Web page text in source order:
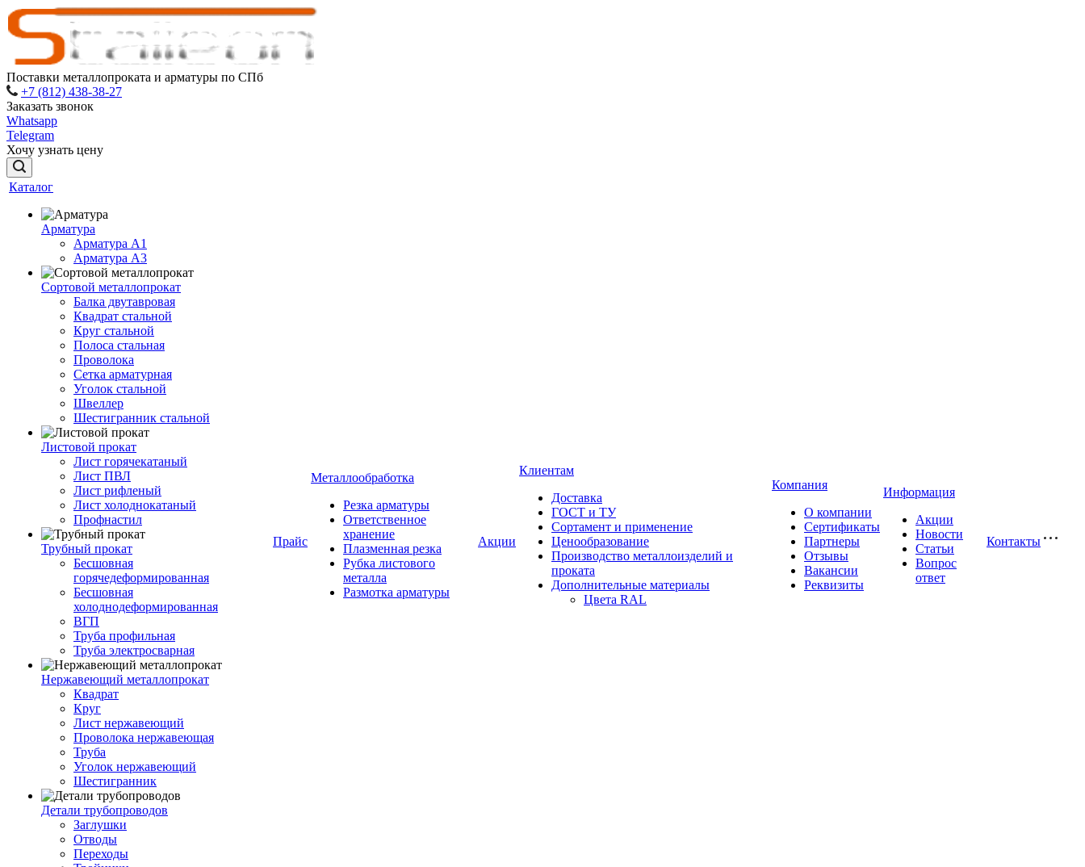
Поставки металлопроката и арматуры по СПб
+7 (812) 438-38-27
Заказать звонок
Whatsapp
Telegram
Хочу узнать цену
Каталог
Арматура
Арматура A1
Арматура А3
Сортовой металлопрокат
Балка двутавровая
Квадрат стальной
Круг стальной
Полоса стальная
Проволока
Сетка арматурная
Уголок стальной
Швеллер
Шестигранник стальной
Листовой прокат
Лист горячекатаный
Лист ПВЛ
Лист рифленый
Лист холоднокатаный
Профнастил
Трубный прокат
Бесшовная
горячедеформированная
Бесшовная
холоднодеформированная
ВГП
Труба профильная
Труба электросварная
Нержавеющий металлопрокат
Квадрат
Круг
Лист нержавеющий
Проволока нержавеющая
Труба
Уголок нержавеющий
Шестигранник
Детали трубопроводов
Заглушки
Отводы
Переходы
Прайс
Металлообработка
Резка арматуры
Ответственное
хранение
Плазменная резка
Рубка листового
металла
Размотка арматуры
Акции
Клиентам
Доставка
ГОСТ и ТУ
Сортамент и применение
Ценообразование
Производство металлоизделий и
проката
Дополнительные материалы
Цвета RAL
Компания
О компании
Сертификаты
Партнеры
Отзывы
Вакансии
Реквизиты
Информация
Акции
Новости
Статьи
Вопрос
ответ
Контакты